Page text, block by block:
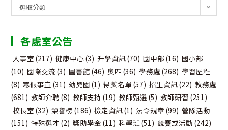
告
類
選取分類
各處室公告
人事室 (217) 健康中心(3) 升學資訊(70) 國中部 (16) 國小部
(10) 國際交流 (3) 圖書館 (46) 奧匹 (36) 學務處 (268) 學習歷程
(8) 寒假事宜 (31) 幼兒園 (1) 得獎名單 (57) 招生資訊(22) 教務處
(681) 教師介聘(8) 教師支持 (19) 教師甄選 (5) 教師研習 (251)
校長室 (32) 榮譽榜 (186) 檢定資訊(1) 法令規章 (99) 營隊活動
(151) 特殊選才 (2) 獎助學金 (11) 科學班(51) 競賽或活動 (242)